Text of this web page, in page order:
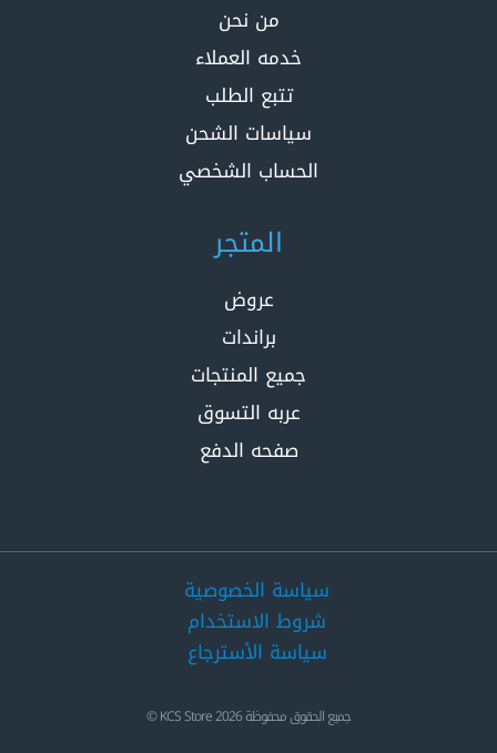
من نحن
خدمه العملاء
تتبع الطلب
سياسات الشحن
الحساب الشخصي
المتجر
عروض
براندات
جميع المنتجات
عربه التسوق
صفحه الدفع
سياسة الخصوصية
شروط الاستخدام
سياسة الأسترجاع
جميع الحقوق محفوظة 2026 KCS Store ©